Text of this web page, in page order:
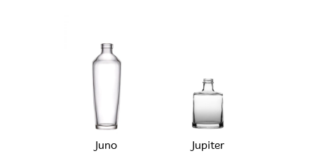
Juno Jupiter